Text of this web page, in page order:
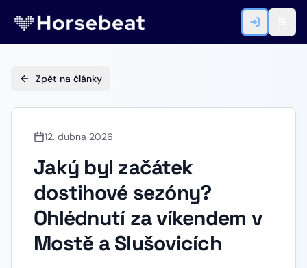
Zpět na články
12. dubna 2026
Jaký byl začátek
dostihové sezóny?
Ohlédnutí za víkendem v
Mostě a Slušovicích